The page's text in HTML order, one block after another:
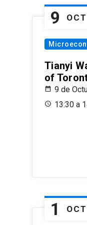
9 OCT
Tianyi
of
9 de
13:30 a
1 OCT